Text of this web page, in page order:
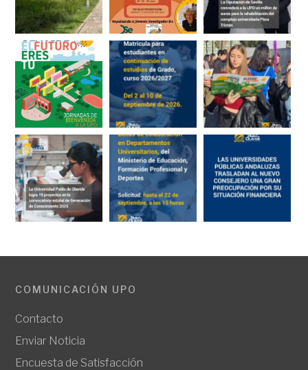
COMUNICACIÓN UPO
Contacto
Enviar Noticia
Encuesta de Satisfacción